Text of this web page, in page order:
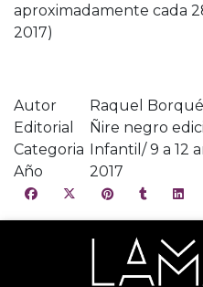
aproximadamente cada
2017)
Autor
Raquel
Editorial
Ñire negro
Categoria Infantil/ 9 a 12
Año
2017